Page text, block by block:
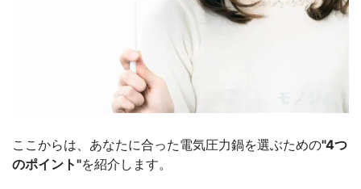
ここからは、あなたに合った電気圧力鍋を選ぶための"4つ
のポイント"を紹介します。